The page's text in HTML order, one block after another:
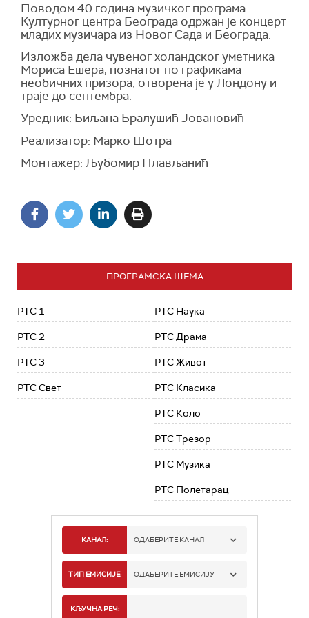
Поводом 40 година музичког програма
Културног центра Београда одржан је концерт
младих музичара из Новог Сада и Београда.
Изложба дела чувеног холандског уметника
Мориса Ешера, познатог по графикама
необичних призора, отворена је у Лондону и
траје до септембра.
Уредник: Биљана Бралушић Јовановић
Реализатор: Марко Шотра
Монтажер: Љубомир Плављанић
ПРОГРАМСКА ШЕМА
РТС 1
РТС 2
РТС 3
РТС Свет
РТС Наука
РТС Драма
РТС Живот
РТС Класика
РТС Коло
РТС Трезор
РТС Музика
РТС Полетарац
КАНАЛ: ОДАБЕРИТЕ КАНАЛ
РТС 1
ТИП ЕМИСИЈЕ: ОДАБЕРИТЕ ЕМИСИЈУ
КЉУЧНА РЕЧ: